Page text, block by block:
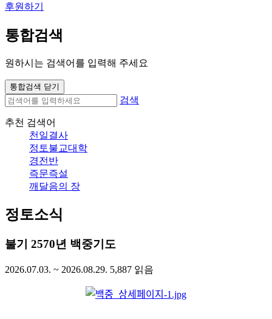
후원하기
통합검색
원하시는 검색어를 입력해 주세요
통합검색 닫기
검색
추천 검색어
천일결사
정토불교대학
경전반
즉문즉설
깨달음의 장
정토소식
불기 2570년 백중기도
2026.07.03. ~ 2026.08.29. 5,887 읽음